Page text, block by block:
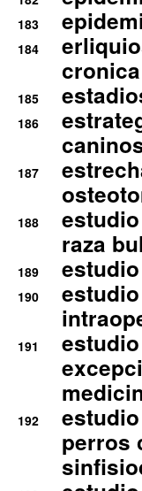
183
184
cronica
185
186
187
188
raza
189
190
191
192
perros